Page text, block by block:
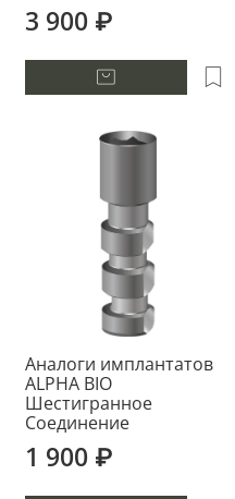
3 900 ₽
Аналоги имплантатов
ALPHA BIO
Шестигранное
Соединение
1 900 ₽